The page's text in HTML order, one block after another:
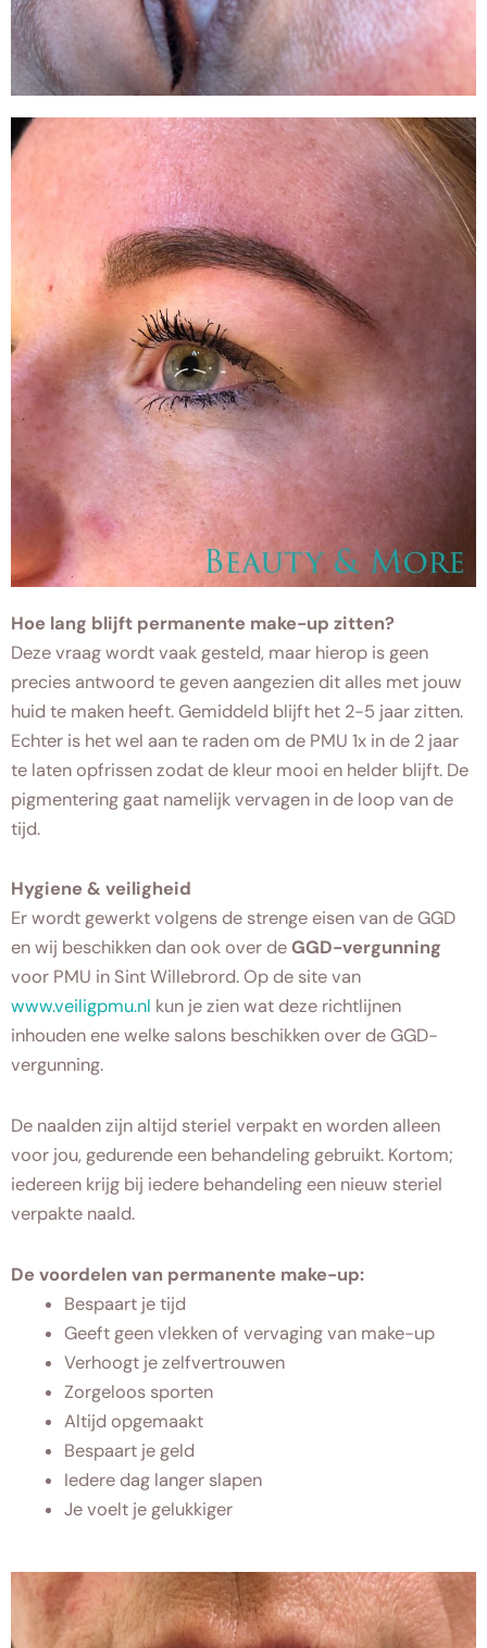
Hoe lang blijft permanente make-up zitten?
Deze vraag wordt vaak gesteld, maar hierop is geen
precies antwoord te geven aangezien dit alles met jouw
huid te maken heeft. Gemiddeld blijft het 2-5 jaar zitten.
Echter is het wel aan te raden om de PMU 1x in de 2 jaar
te laten opfrissen zodat de kleur mooi en helder blijft. De
pigmentering gaat namelijk vervagen in de loop van de
tijd.
Hygiene & veiligheid
Er wordt gewerkt volgens de strenge eisen van de GGD
en wij beschikken dan ook over deGGD-vergunning
voor PMU in Sint Willebrord. Op de site van
www.veiligpmu.nl kun je zien wat deze richtlijnen
inhouden ene welke salons beschikken over de GGD-
vergunning.
De naalden zijn altijd steriel verpakt en worden alleen
voor jou, gedurende een behandeling gebruikt. Kortom;
iedereen krijg bij iedere behandeling een nieuw steriel
verpakte naald.
De voordelen van permanente make-up:
Bespaart je tijd
Geeft geen vlekken of vervaging van make-up
Verhoogt je zelfvertrouwen
Zorgeloos sporten
Altijd opgemaakt
Bespaart je geld
Iedere dag langer slapen
Je voelt je gelukkiger